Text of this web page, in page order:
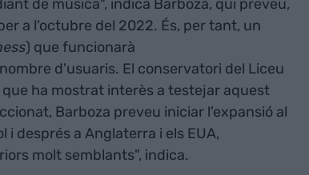
de música", indica Barboza, qui preveu,
a l'octubre del 2022. És, per tant, un
) que funcionarà
d'usuaris. El conservatori del Liceu
ha mostrat interès a testejar aquest
Barboza preveu iniciar l'expansió al
després a Anglaterra i els EUA,
molt semblants", indica.